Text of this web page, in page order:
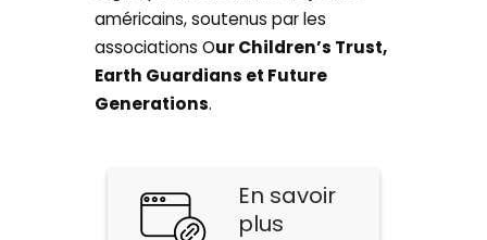
américains, soutenus par les
associations Our Children’s Trust,
Earth Guardians et Future
Generations.
En savoir
plus